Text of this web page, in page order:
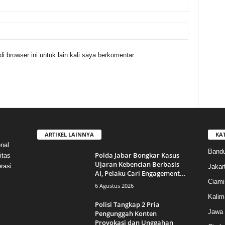
browser ini untuk lain kali saya berkomentar.
ARTIKEL LAINNYA
Polda Jabar Bongkar Kasus
Ujaran Kebencian Berbasis
AI, Pelaku Cari Engagement...
6 Agustus 2026
Polisi Tangkap 2 Pria
Pengunggah Konten
Provokasi dan Unggahan
Jawa